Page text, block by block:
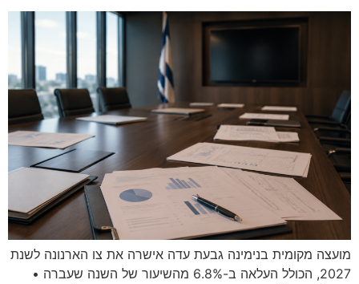
מועצה מקומית בנימינה גבעת עדה אישרה את צו הארנונה לשנת
2027, הכולל העלאה ב-6.8% מהשיעור של השנה שעברה •